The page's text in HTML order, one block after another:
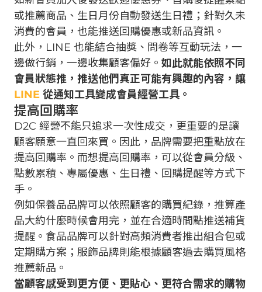
或推薦商品、生日月份自動發送生日禮；針對久未
消費的會員，也能推送回購優惠或新品資訊。
此外，LINE 也能結合抽獎、問卷等互動玩法，一
邊做行銷，一邊收集顧客偏好。 如此就能依照不同
會員狀態推，推送他們真正可能有興趣的內容，讓
LINE 從通知工具變成會員經營工具。
提高回購率
D2C 經營不能只追求一次性成交，更重要的是讓
顧客願意一直回來買。因此，品牌需要把重點放在
提高回購率。而想提高回購率，可以從會員分級、
點數累積、專屬優惠、生日禮、回購提醒等方式下
手。
例如保養品品牌可以依照顧客的購買紀錄，推算產
品大約什麼時候會用完，並在合適時間點推送補貨
提醒。食品品牌可以針對高頻消費者推出組合包或
定期購方案；服飾品牌則能根據顧客過去購買風格
推薦新品。
當顧客感受到更方便、更貼心、更符合需求的購物